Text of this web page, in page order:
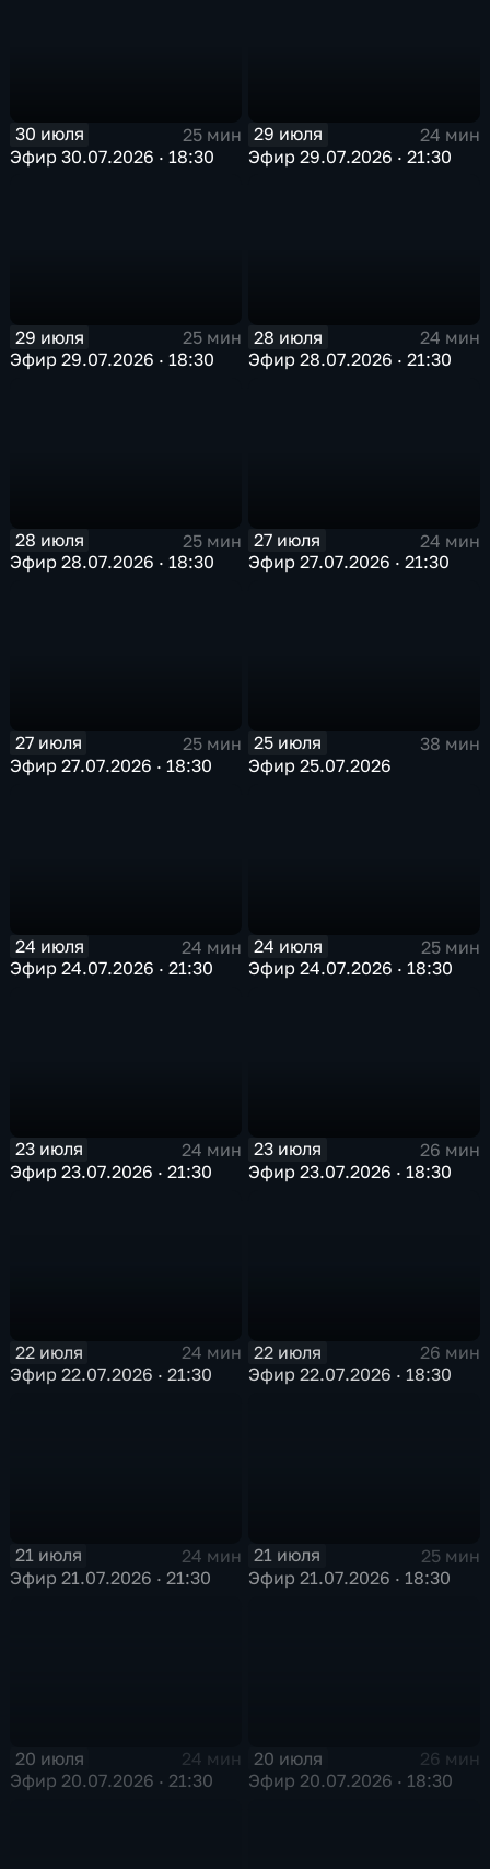
30 июля
25 мин
Эфир 30.07.2026 · 18:30
29 июля
24 мин
Эфир 29.07.2026 · 21:30
29 июля
25 мин
Эфир 29.07.2026 · 18:30
28 июля
24 мин
Эфир 28.07.2026 · 21:30
28 июля
25 мин
Эфир 28.07.2026 · 18:30
27 июля
24 мин
Эфир 27.07.2026 · 21:30
27 июля
25 мин
Эфир 27.07.2026 · 18:30
25 июля
38 мин
Эфир 25.07.2026
24 июля
24 мин
Эфир 24.07.2026 · 21:30
24 июля
25 мин
Эфир 24.07.2026 · 18:30
23 июля
24 мин
Эфир 23.07.2026 · 21:30
23 июля
26 мин
Эфир 23.07.2026 · 18:30
22 июля
24 мин
Эфир 22.07.2026 · 21:30
22 июля
26 мин
Эфир 22.07.2026 · 18:30
21 июля
24 мин
Эфир 21.07.2026 · 21:30
21 июля
25 мин
Эфир 21.07.2026 · 18:30
20 июля
24 мин
Эфир 20.07.2026 · 21:30
20 июля
26 мин
Эфир 20.07.2026 · 18:30